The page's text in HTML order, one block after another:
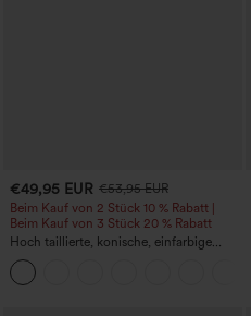
€49,95 EUR €53,95 EUR
Beim Kauf von 2 Stück 10 % Rabatt |
Beim Kauf von 3 Stück 20 % Rabatt
Hoch taillierte, konische, einfarbige
Anzughose mit Seitentaschen